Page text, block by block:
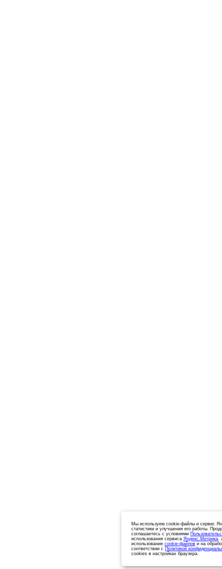
Мы используем cookie-файлы и сервис
статистики и улучшения его работы.
соглашаетесь с условиями
использования сервиса Яндекс.Метрика,
использование cookie-файлов и на
соответствии с Политикой
cookies в настройках браузера.